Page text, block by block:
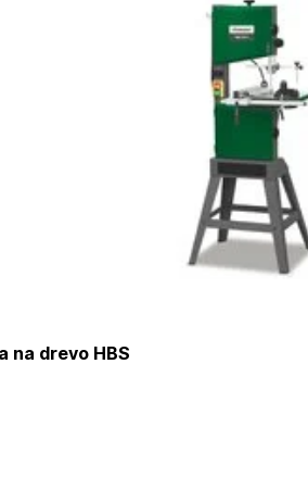
na drevo HBS